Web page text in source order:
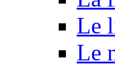
Le
Le